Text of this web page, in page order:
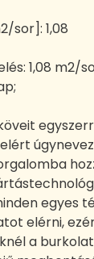
sor]: 1,08
1,08 m2/
egyes
elérni,
a